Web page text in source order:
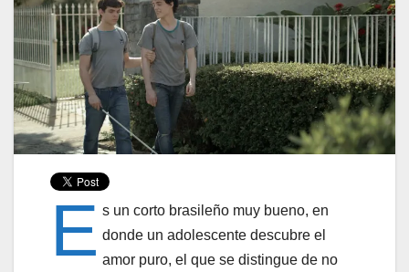
E s un corto brasileño muy bueno, en
donde un adolescente descubre el
amor puro, el que se distingue de no